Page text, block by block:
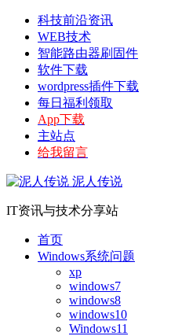
科技前沿资讯
WEB技术
智能路由器刷固件
软件下载
wordpress插件下载
每日福利领取
App下载
主站点
给我留言
泥人传说
IT资讯与技术分享站
首页
Windows系统问题
xp
windows7
windows8
windows10
Windows11